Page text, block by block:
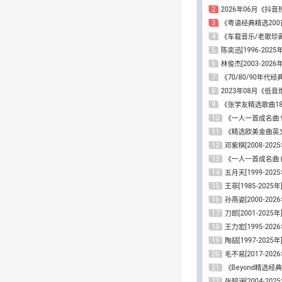
2
2026年06月《抖音热歌排行730首》最火热门歌曲整理[
3
《粤语经典精选200首》怀旧老歌大全[无损
4
《车载音乐/老歌珍藏一人一首成名曲12CD》[无
5
陈奕迅[1996-2025年]所有专辑歌曲合集[无损
6
林俊杰[2003-2026年]所有专辑歌曲全集[无损
7
《70/80/90年代经典老歌精选1100首》[高
8
2023年08月《低音炮车载DJ舞曲排行360首》劲爆歌曲合集[
9
《张学友精选歌曲180首》[无损FLAC/
10
《一人一首成名曲·怀旧篇+珍藏篇4CD》[无损
11
《精选欧美金曲英文歌200首》[高品质
12
邓紫棋[2008-2025年]所有音乐歌曲合集[无损
13
《一人一首成名曲 (欧美篇)》歌曲合集打包[
14
五月天[1999-2025年]所有专辑歌曲合集打包[无
15
王菲[1985-2025年]所有专辑歌曲合集[无损FLAC/
16
孙燕姿[2000-2026年]所有专辑歌曲合集[无损
17
刀郎[2001-2025年]所有专辑歌曲合集打包[无
18
王力宏[1995-2026年]所有歌曲专辑合集[无损
19
陶喆[1997-2025年]所有歌曲专辑合集[无损
20
毛不易[2017-2026年]所有专辑歌曲合集[无损
21
《Beyond精选经典歌曲100首》[无损